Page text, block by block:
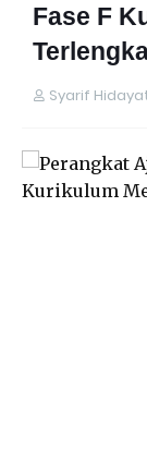
Fase F
Syarif